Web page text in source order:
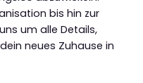
bis hin zur
um alle Details,
neues Zuhause in